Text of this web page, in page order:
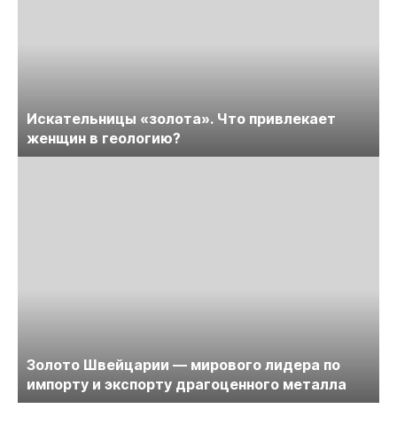
Искательницы «золота». Что привлекает
женщин в геологию?
Золото Швейцарии — мирового лидера по
импорту и экспорту драгоценного металла